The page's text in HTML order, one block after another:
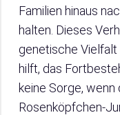
Familien hinaus
halten. Dieses
genetische Vielfalt
hilft, das
keine Sorge, wenn
Rosenköpfchen-